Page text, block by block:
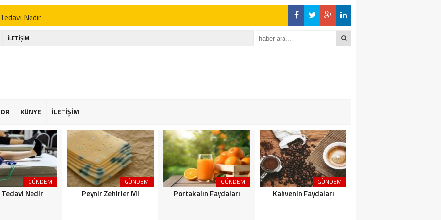
Nedir
Zehirler Mi
Faydaları
Şekeriniz Olabilir! İnteraktif Öğren
Osimhen Kimdir
İLETİŞİM
KÜNYE İLETİŞİM
GÜNDEM
Nedir
GÜNDEM
Peynir Zehirler Mi
GÜNDEM
Portakalın Faydaları
GÜNDEM
Kahvenin Faydaları